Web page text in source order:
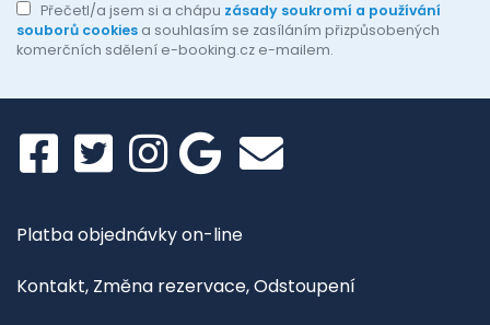
Přečetl/a jsem si a chápu zásady soukromí a používání
souborů cookies a souhlasím se zasíláním přizpůsobených
komerčních sdělení e-booking.cz e-mailem.
Platba objednávky on-line
Kontakt, Změna rezervace, Odstoupení